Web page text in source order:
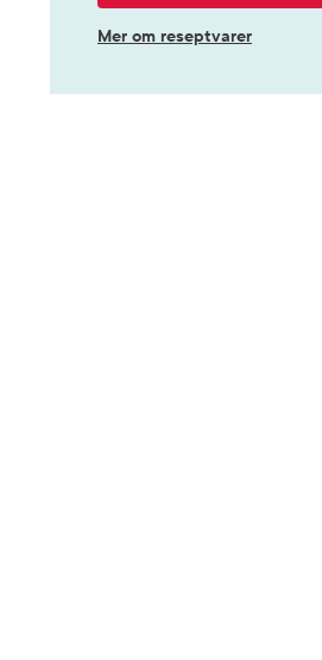
Mer om reseptvarer